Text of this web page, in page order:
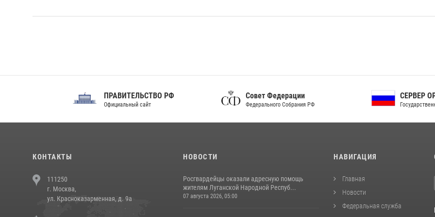
ПРАВИТЕЛЬСТВО РФ
Официальный сайт
Совет Федерации
Федерального Собрания РФ
СЕРВЕР ОРГАНОВ
Государственной власти РФ
КОНТАКТЫ
111250
г. Москва,
ул. Красноказарменная, д. 9а
НОВОСТИ
Росгвардейцы оказали адресную помощь
жителям Луганской Народной Респуб...
07 августа 2026, 05:00
НАВИГАЦИЯ
Главная
Новости
Федеральная служба